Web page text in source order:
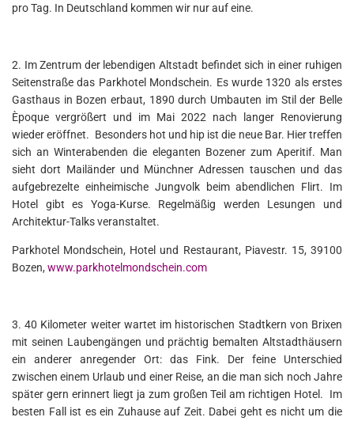
pro Tag. In Deutschland kommen wir nur auf eine.
2. Im Zentrum der lebendigen Altstadt befindet sich in einer ruhigen
Seitenstraße das Parkhotel Mondschein. Es wurde 1320 als erstes
Gasthaus in Bozen erbaut, 1890 durch Umbauten im Stil der Belle
Èpoque vergrößert und im Mai 2022 nach langer Renovierung
wieder eröffnet. Besonders hot und hip ist die neue Bar. Hier treffen
sich an Winterabenden die eleganten Bozener zum Aperitif. Man
sieht dort Mailänder und Münchner Adressen tauschen und das
aufgebrezelte einheimische Jungvolk beim abendlichen Flirt. Im
Hotel gibt es Yoga-Kurse. Regelmäßig werden Lesungen und
Architektur-Talks veranstaltet.
Parkhotel Mondschein, Hotel und Restaurant, Piavestr. 15, 39100
Bozen, www.parkhotelmondschein.com
3. 40 Kilometer weiter wartet im historischen Stadtkern von Brixen
mit seinen Laubengängen und prächtig bemalten Altstadthäusern
ein anderer anregender Ort: das Fink. Der feine Unterschied
zwischen einem Urlaub und einer Reise, an die man sich noch Jahre
später gern erinnert liegt ja zum großen Teil am richtigen Hotel. Im
besten Fall ist es ein Zuhause auf Zeit. Dabei geht es nicht um die